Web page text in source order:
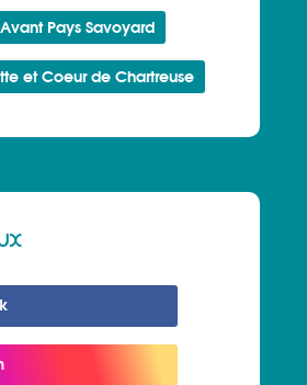
Pays Savoyard
et Coeur de Chartreuse